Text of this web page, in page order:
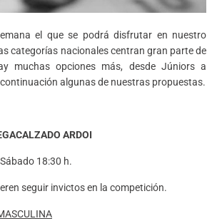
el que se podrá disfrutar en nuestro
categorías nacionales centran gran parte de
muchas opciones más, desde Júniors a
algunas de nuestras propuestas.
ARDOI
18:30 h.
seguir invictos en la competición.